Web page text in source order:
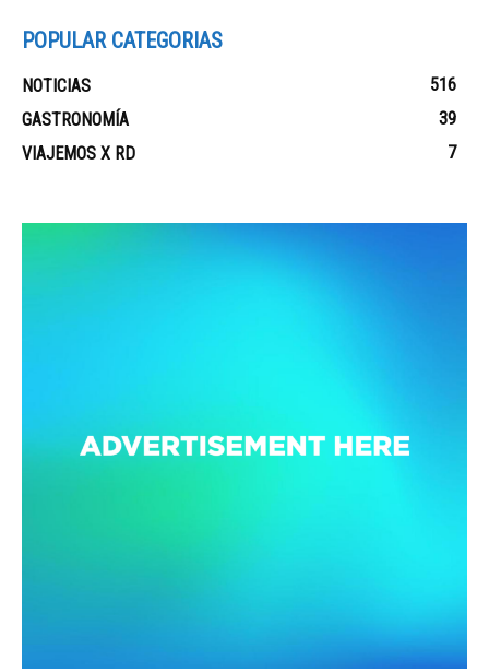
POPULAR CATEGORIAS
NOTICIAS
516
GASTRONOMÍA
39
VIAJEMOS X RD
7